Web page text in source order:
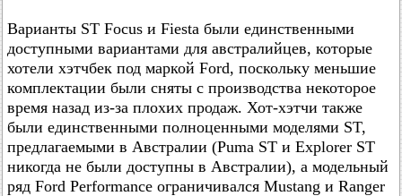
Варианты ST Focus и Fiesta были единственными
доступными вариантами для австралийцев, которые
хотели хэтчбек под маркой Ford, поскольку меньшие
комплектации были сняты с производства некоторое
время назад из-за плохих продаж. Хот-хэтчи также
были единственными полноценными моделями ST,
предлагаемыми в Австралии (Puma ST и Explorer ST
никогда не были доступны в Австралии), а модельный
ряд Ford Performance ограничивался Mustang и Ranger